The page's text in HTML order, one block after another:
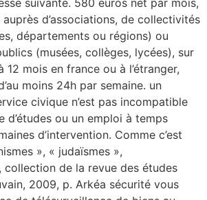
suivante. 580 euros net par mois,
d’associations, de collectivités
départements ou régions) ou
(musées, collèges, lycées), sur
12 mois en france ou à l’étranger,
moins 24h par semaine. un
civique n’est pas incompatible
d’études ou un emploi à temps
d’intervention. Comme c’est
», « judaïsmes »,
collection de la revue des études
2009, p. Arkéa sécurité vous